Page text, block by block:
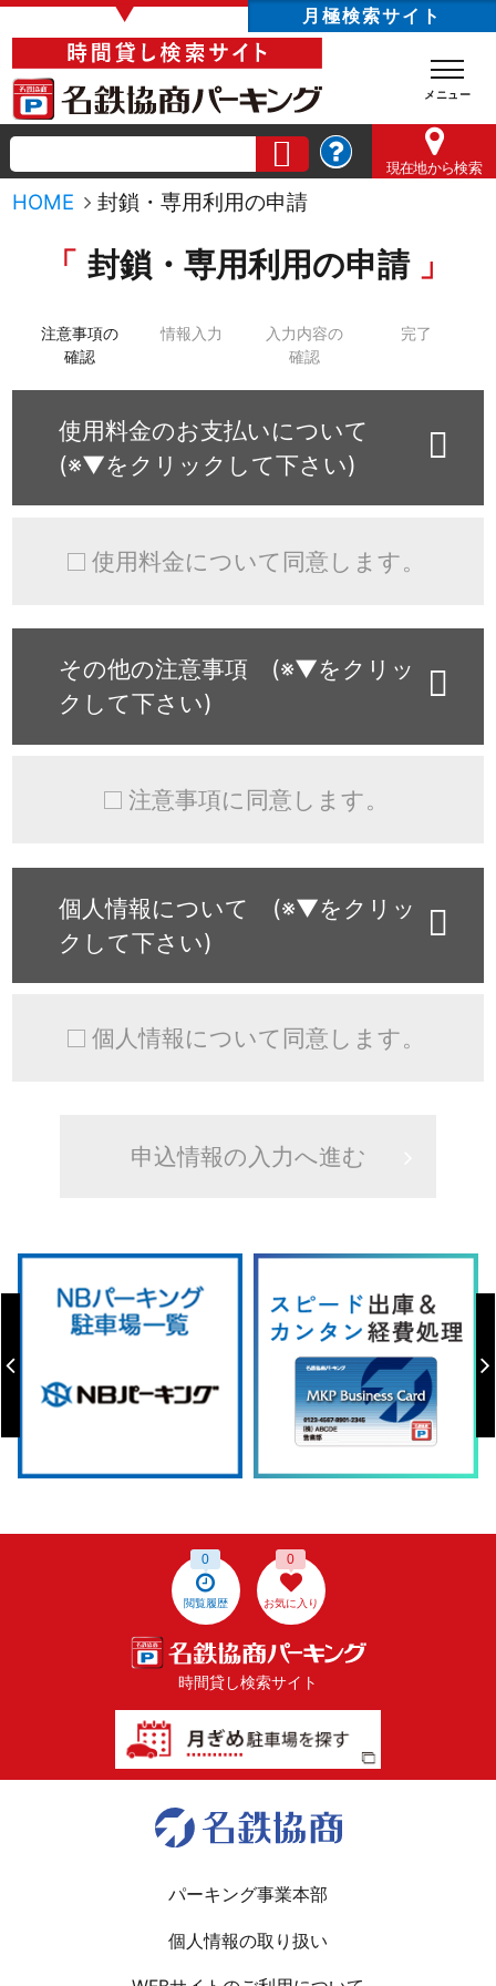
▼ 月極検索サイト
現在地から検索
HOME 封鎖・専用利用の申請
封鎖・専用利用の申請
注意事項の
確認
情報入力
入力内容の
確認
完了
使用料金のお支払いについて
(※▼をクリックして下さい)
使用料金について同意します。
その他の注意事項 (※▼をクリッ
クして下さい)
注意事項に同意します。
個人情報について (※▼をクリッ
クして下さい)
個人情報について同意します。
閲覧履歴
0
お気に入り
0
時間貸し検索サイト
パーキング事業本部
個人情報の取り扱い